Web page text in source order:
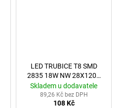
LED TRUBICE T8 SMD
2835 18W NW 28X1200
GLASS SPECTRUM
Skladem u dodavatele
89,26 Kč bez DPH
108 Kč